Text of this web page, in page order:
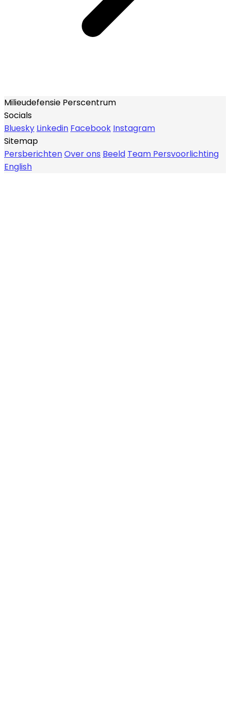
Milieudefensie Perscentrum
Socials
Bluesky Linkedin Facebook Instagram
Sitemap
PersberichtenOver ons Beeld Team Persvoorlichting
English